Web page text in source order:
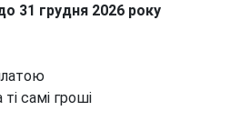
31 грудня 2026 року
самі гроші